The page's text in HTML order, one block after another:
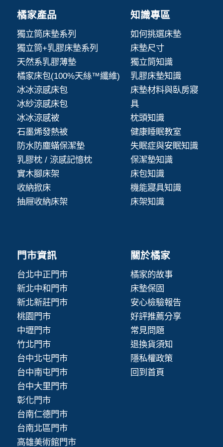
橘家產品
獨立筒床墊系列
獨立筒+乳膠床墊系列
天然系乳膠薄墊
橘家床包(100%天絲™纖維)
冰冰涼感床包
冰紗涼感床包
冰冰涼感被
石墨烯發熱被
防水防塵蟎保潔墊
乳膠枕 / 涼感記憶枕
實木腳床架
收納掀床
抽屜收納床架
知識專區
如何挑選床墊
床墊尺寸
獨立筒知識
乳膠床墊知識
床墊材料與臥房寢
具
枕頭知識
健康睡眠教室
失眠症與安眠知識
保潔墊知識
床包知識
機能寢具知識
床架知識
門市資訊
台北中正門市
新北中和門市
新北新莊門市
桃園門市
中壢門市
竹北門市
台中北屯門市
台中南屯門市
台中大里門市
彰化門市
台南仁德門市
台南北區門市
高雄美術館門市
關於橘家
橘家的故事
床墊保固
安心檢驗報告
好評推薦分享
常見問題
退換貨須知
隱私權政策
回到首頁